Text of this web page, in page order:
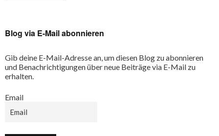
Blog via E-Mail abonnieren
Gib deine E-Mail-Adresse an, um diesen Blog zu abonnieren
und Benachrichtigungen über neue Beiträge via E-Mail zu
erhalten.
Email